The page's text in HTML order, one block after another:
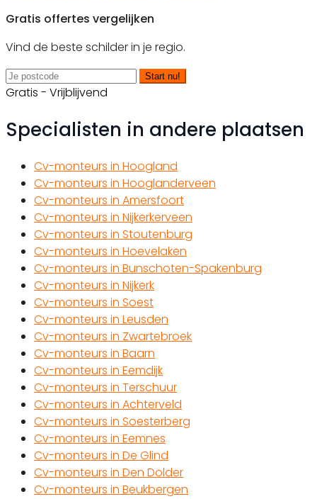
Gratis offertes vergelijken
Vind de beste schilder in je regio.
Start nu!
Gratis - Vrijblijvend
Specialisten in andere plaatsen
Cv-monteurs in Hoogland
Cv-monteurs in Hooglanderveen
Cv-monteurs in Amersfoort
Cv-monteurs in Nijkerkerveen
Cv-monteurs in Stoutenburg
Cv-monteurs in Hoevelaken
Cv-monteurs in Bunschoten-Spakenburg
Cv-monteurs in Nijkerk
Cv-monteurs in Soest
Cv-monteurs in Leusden
Cv-monteurs in Zwartebroek
Cv-monteurs in Baarn
Cv-monteurs in Eemdijk
Cv-monteurs in Terschuur
Cv-monteurs in Achterveld
Cv-monteurs in Soesterberg
Cv-monteurs in Eemnes
Cv-monteurs in De Glind
Cv-monteurs in Den Dolder
Cv-monteurs in Beukbergen